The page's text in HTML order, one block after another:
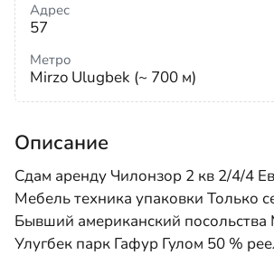
Адрес
57
Метро
Mirzo Ulugbek (~ 700 м)
Описание
Сдам аренду Чилонзор 2 кв 2/4/4
Мебель техника упаковки Только
Бывший американский
Улугбек парк Гафур Гулом 50 %